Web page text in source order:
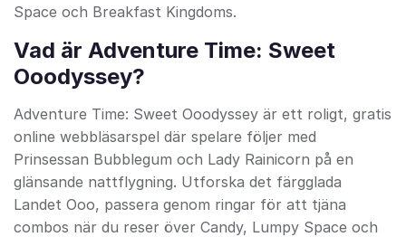
Space och Breakfast Kingdoms.
Vad är Adventure Time: Sweet
Ooodyssey?
Adventure Time: Sweet Ooodyssey är ett roligt, gratis
online webbläsarspel där spelare följer med
Prinsessan Bubblegum och Lady Rainicorn på en
glänsande nattflygning. Utforska det färgglada
Landet Ooo, passera genom ringar för att tjäna
combos när du reser över Candy, Lumpy Space och